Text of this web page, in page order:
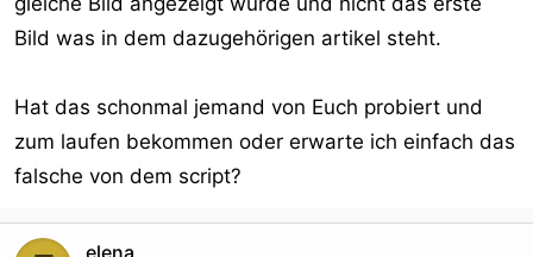
Bild was in dem dazugehörigen artikel steht.
Hat das schonmal jemand von Euch probiert und
zum laufen bekommen oder erwarte ich einfach das
falsche von dem script?
elena